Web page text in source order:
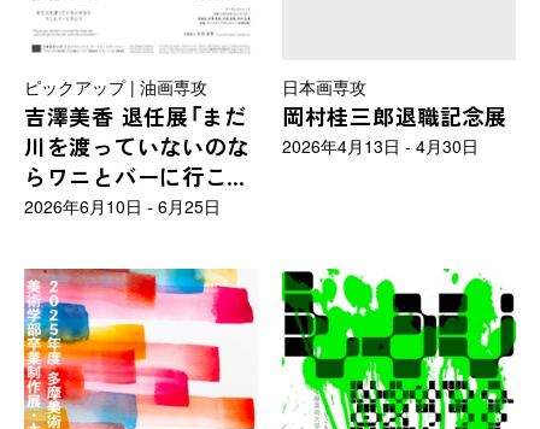
ピックアップ | 油画専攻
吉澤美香 退任展「まだ
川を渡っていないのな
らワニとバーに行こ
う」
2026年6月10日 - 6月25日
日本画専攻
岡村桂三郎退職記念展
2026年4月13日 - 4月30日